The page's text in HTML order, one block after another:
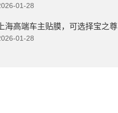
01-28
海高端车主贴膜，可选择宝之尊
01-28